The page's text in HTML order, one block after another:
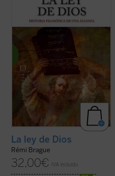
la alianza entre Dios y la ley, forjada en la
Grecia antigua y en la tradición bíblica, y su
desarrollo en ...(ver ficha)
La ley de Dios
Rémi Brague
32,00€ IVA incluido